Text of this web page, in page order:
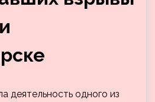
деятельность одного из